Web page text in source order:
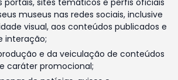
portais, sites temáticos e perfis oficiais
museus nas redes sociais, inclusive
visual, aos conteúdos publicados e
interação;
e da veiculação de conteúdos
caráter promocional;